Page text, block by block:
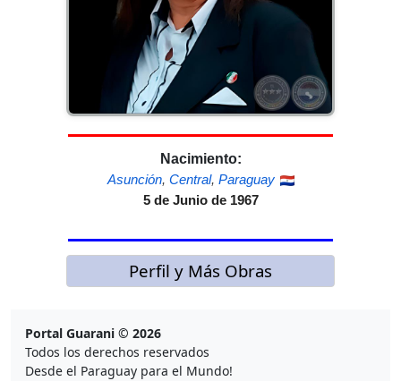
Nacimiento:
Asunción, Central, Paraguay
5 de Junio de 1967
Perfil y Más Obras
Portal Guarani © 2026
Todos los derechos reservados
Desde el Paraguay para el Mundo!